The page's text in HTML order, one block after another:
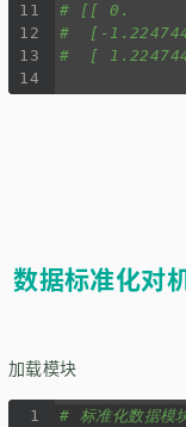
11
# [[ 0.
12
#  [-
13
#  [
14
数据标准化对
加载模块
1
# 标准化数据模